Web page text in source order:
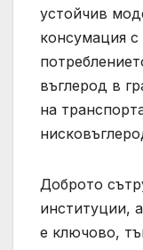
устойчив
консумация
въглерод в
на
Доброто
институции,
е ключово,